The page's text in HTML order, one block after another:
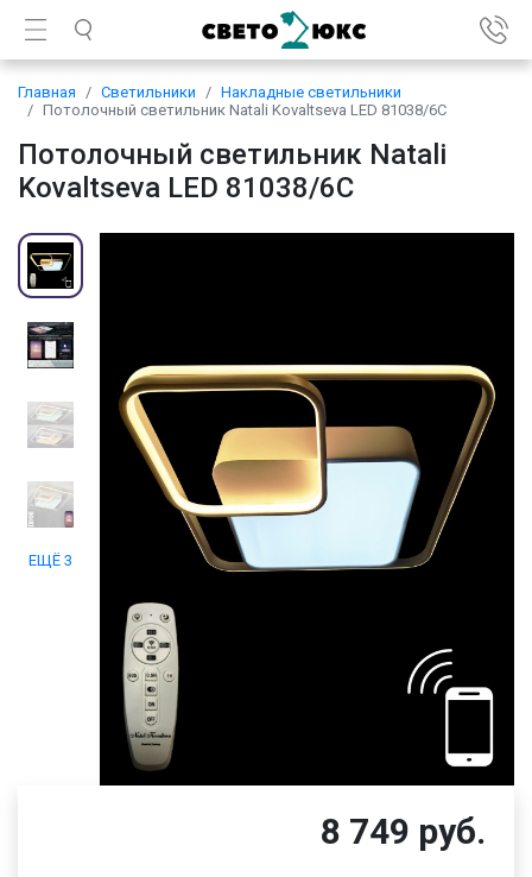
Главная Светильники
Накладные светильники
Потолочный светильник Natali Kovaltseva LED 81038/6C
Потолочный светильник Natali
Kovaltseva LED 81038/6C
ЕЩЁ 3
8 749 руб.